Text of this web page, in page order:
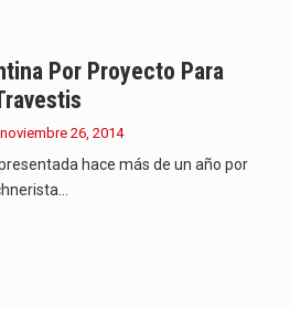
Por Proyecto Para
noviembre 26, 2014
hace más de un año por